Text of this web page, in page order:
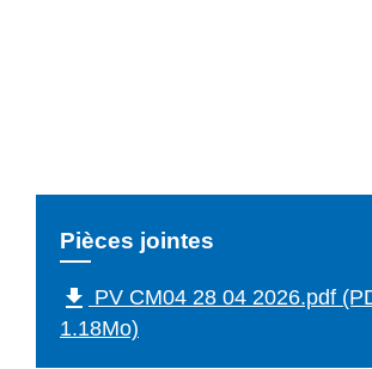
Pièces jointes
file_download PV CM04 28 04 2026.pdf
1.18Mo)